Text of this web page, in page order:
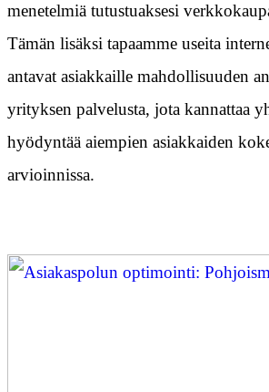
menetelmiä tutustuaksesi
Tämän lisäksi tapaamme useita
antavat asiakkaille mahdollisuuden
yrityksen palvelusta, jota kannattaa
hyödyntää aiempien asiakkaiden
arvioinnissa.